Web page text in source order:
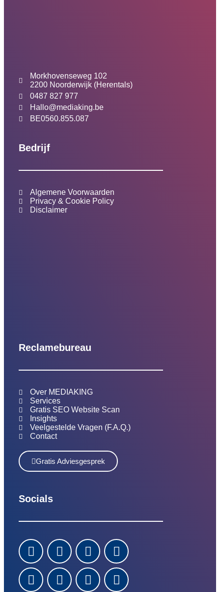
Morkhovenseweg 102
2200 Noorderwijk (Herentals)
0487 827 977
Hallo@mediaking.be
BE0560.855.087
Bedrijf
Algemene Voorwaarden
Privacy & Cookie Policy
Disclaimer
Reclamebureau
Over MEDIAKING
Services
Gratis SEO Website Scan
Insights
Veelgestelde Vragen (F.A.Q.)
Contact
Gratis Adviesgesprek
Socials